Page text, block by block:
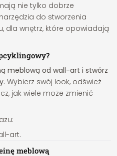
nie tylko dobrze
do stworzenia
dla wnętrz, które opowiadają
meblową od wall-art i stwórz
Wybierz swój look, odśwież
jak wiele może zmienić
art.
meblową